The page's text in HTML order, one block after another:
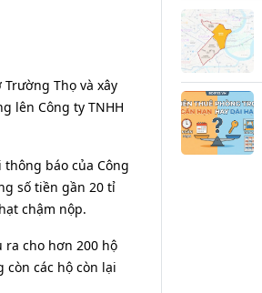
Thọ và xây
lên Công ty TNHH
báo của Công
số tiền gần 20 tỉ
chậm nộp.
ra cho hơn 200 hộ
các hộ còn lại